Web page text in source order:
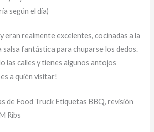
según el día)
eran realmente excelentes, cocinadas a la
salsa fantástica para chuparse los dedos.
las calles y tienes algunos antojos
a quién visitar!
de Food Truck Etiquetas BBQ, revisión
Ribs